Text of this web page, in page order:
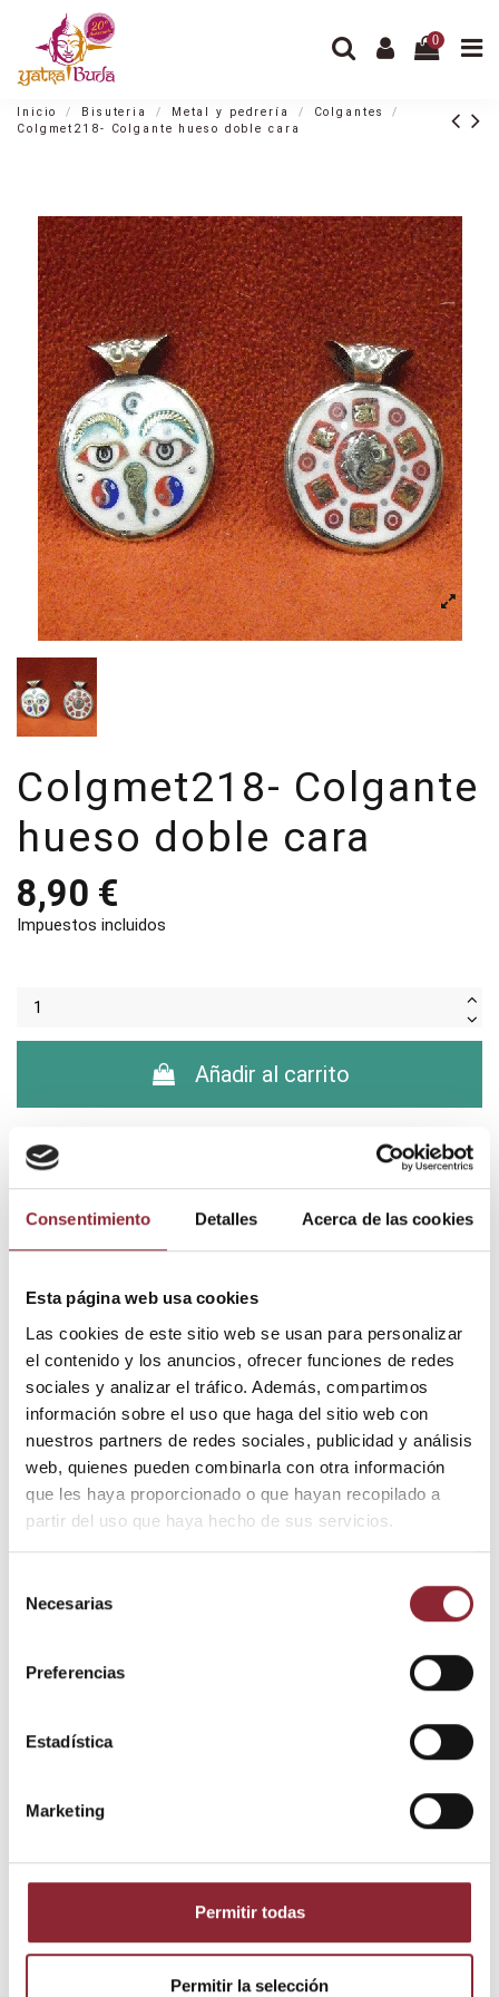
Consentimiento Detalles Acerca de las cookies
Esta página web usa cookies
Las cookies de este sitio web se usan para personalizar
el contenido y los anuncios, ofrecer funciones de redes
sociales y analizar el tráfico. Además, compartimos
información sobre el uso que haga del sitio web con
nuestros partners de redes sociales, publicidad y análisis
web, quienes pueden combinarla con otra información
que les haya proporcionado o que hayan recopilado a
partir del uso que haya hecho de sus servicios.
Necesarias
Preferencias
Estadística
Marketing
Permitir todas
Permitir la selección
0
Inicio Bisuteria Metal y pedrería
Colgantes
Colgmet218- Colgante hueso doble cara
Colgmet218- Colgante
hueso doble cara
8,90 €
Impuestos incluidos
Añadir al carrito
¿Tienes dudas? Te asesoramos
Pago seguro
Entrega 24/72h
DESCUBRE NUESTRA TIENDA FÍSICA
Detalles del producto
Colgante de hueso de doble cara. Por un lado muestra los ojos